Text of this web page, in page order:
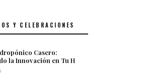
Y CELEBRACIONES
Casero:
la Innovación en Tu H